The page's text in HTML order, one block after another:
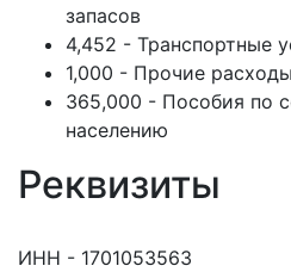
запасов
4,452 - Транспортные
1,000 - Прочие расходы
365,000 - Пособия по
населению
Реквизиты
ИНН - 1701053563